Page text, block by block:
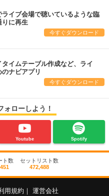
ライブ会場で聴いているような臨
りに再生
今すぐダウンロード
イムテーブル作成など、ライ
ナビアプリ
今すぐダウンロード
ォローしよう！
Youtube Spotify
ト数
セットリスト数
472,488
用規約 運営会社